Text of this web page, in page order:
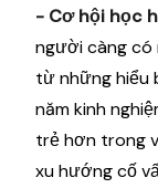
- Cơ hội học
người càng có
từ những hiểu
năm kinh
trẻ hơn trong
xu hướng cố